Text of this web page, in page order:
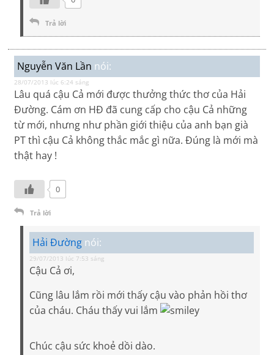
Trả lời
Nguyễn Văn Lần nói:
28/07/2013 lúc 6:24 sáng
Lâu quá cậu Cả mới được thưởng thức thơ của Hải
Đường. Cám ơn HĐ đã cung cấp cho cậu Cả những
từ mới, nhưng như phần giới thiệu của anh bạn già
PT thì cậu Cả không thắc mắc gì nữa. Đúng là mới mà
thật hay !
0
Trả lời
Hải Đường nói:
29/07/2013 lúc 7:53 sáng
Cậu Cả ơi,
Cũng lâu lắm rồi mới thấy cậu vào phản hồi thơ
của cháu. Cháu thấy vui lắm
Chúc cậu sức khoẻ dồi dào.